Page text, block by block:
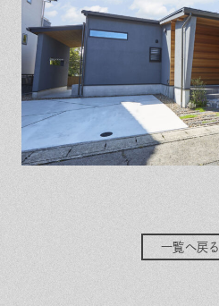
一覧へ戻る